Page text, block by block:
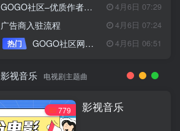
GOGO社区–优质作者认证 4月6日 07:29
广告商入驻流程
4月6日 07:24
热门
GOGO社区网站搭建(自助服务) 4月6日 06:51
影视音乐 电视剧主题曲
779 影视音乐
新客认证优惠 特惠
11月1日 18:50
独家
GOGO社区官方成员认证